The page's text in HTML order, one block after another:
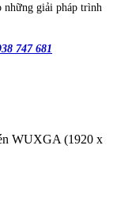
những giải pháp trình
747 681
WUXGA (1920 x